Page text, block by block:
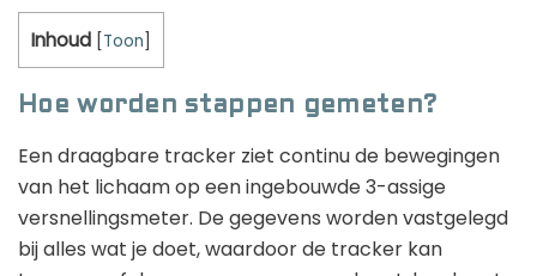
Inhoud [Toon]
Hoe worden stappen gemeten?
Een draagbare tracker ziet continu de bewegingen
van het lichaam op een ingebouwde 3-assige
versnellingsmeter. De gegevens worden vastgelegd
bij alles wat je doet, waardoor de tracker kan